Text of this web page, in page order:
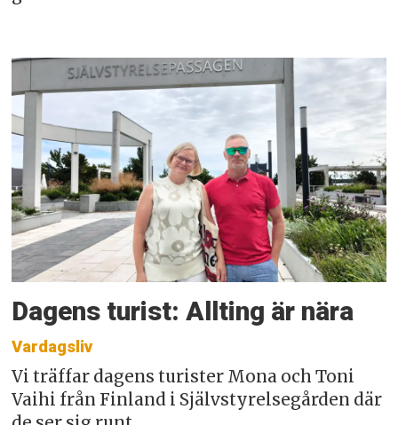
Dagens turist: Allting är nära
Vardagsliv
Vi träffar dagens turister Mona och Toni
Vaihi från Finland i Självstyrelsegården där